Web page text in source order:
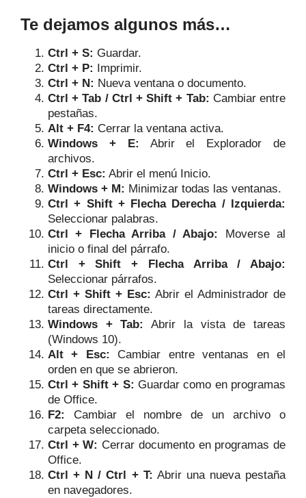
Te dejamos algunos más…
Ctrl + S: Guardar.
Ctrl + P:
Imprimir.
Ctrl + N: Nueva ventana o documento.
Ctrl + Tab / Ctrl + Shift + Tab: Cambiar entre
pestañas.
Alt + F4: Cerrar la ventana activa.
Windows + E: Abrir el Explorador de
archivos.
Ctrl + Esc: Abrir el menú Inicio.
Windows + M: Minimizar todas las ventanas.
Ctrl + Shift + Flecha Derecha / Izquierda:
Seleccionar palabras.
Ctrl + Flecha Arriba / Abajo:
Moverse al
inicio o final del párrafo.
Ctrl + Shift + Flecha Arriba / Abajo:
Seleccionar párrafos.
Ctrl + Shift + Esc: Abrir el Administrador de
tareas directamente.
Windows + Tab:
Abrir la vista de tareas
(Windows 10).
Alt + Esc: Cambiar entre ventanas en el
orden en que se abrieron.
Ctrl + Shift + S: Guardar como en programas
de Office.
F2:
Cambiar el nombre de un archivo o
carpeta seleccionado.
Ctrl + W: Cerrar documento en programas de
Office.
Ctrl + N / Ctrl + T: Abrir una nueva pestaña
en navegadores.